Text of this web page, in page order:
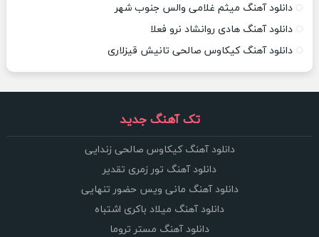
دانلود آهنگ میثم غلامی والس جنوب شهر
دانلود آهنگ هادی روانشاد نرو فعلا
دانلود آهنگ کیکاوس صالحی تانیش قیزلاری
تک آهنگ جدید
دانلود آهنگ کیکاوس صالحی زندایی
دانلود آهنگ تور زمری تقدیر
دانلود آهنگ مانی ویس حضور تنهایی
دانلود آهنگ میلاد باکری اشتباه
دانلود آهنگ مستر تروما